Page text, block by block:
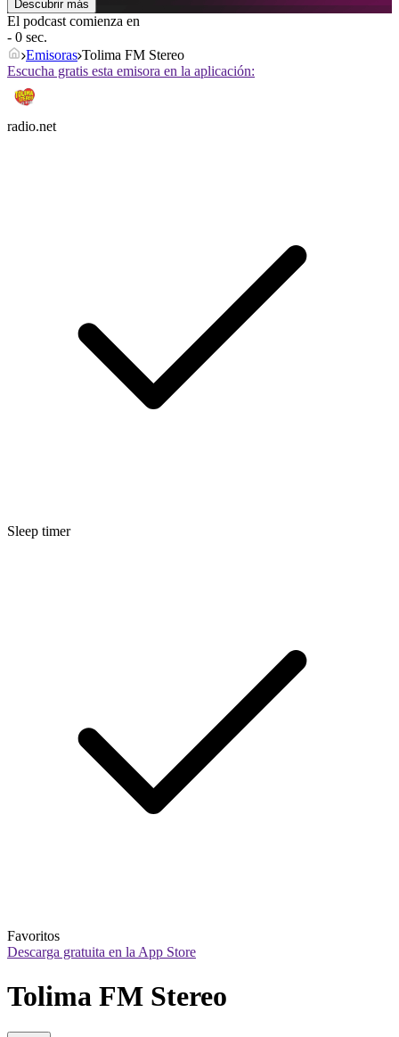
Descubrir más
El podcast comienza en
- 0 sec.
Emisoras Tolima FM Stereo
Escucha gratis esta emisora en la aplicación:
radio.net
Sleep timer
Favoritos
Descarga gratuita en la App Store
Tolima FM Stereo